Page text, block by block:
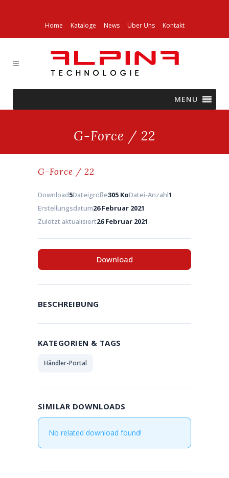
Home Kataloge News Über Uns Kontakt
MENU
G-Force / 22
G-Force / 22
Download5Dateigröße305 KoDatei-Anzahl1
Erstellungsdatum26 Februar 2021
Zuletzt aktualisiert26 Februar 2021
Download
BESCHREIBUNG
KATEGORIEN & TAGS
Händler-Portal
SIMILAR DOWNLOADS
No related download found!